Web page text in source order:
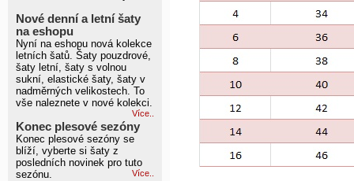
Nové denní a letní šaty
na eshopu
Nyní na eshopu nová kolekce
letních šatů. Šaty pouzdrové,
šaty letní, šaty s volnou
sukní, elastické šaty, šaty v
nadměrných velikostech. To
vše naleznete v nové kolekci.
Více..
Konec plesové sezóny
Konec plesové sezóny se
blíží, vyberte si šaty z
posledních novinek pro tuto
sezónu.
Více..